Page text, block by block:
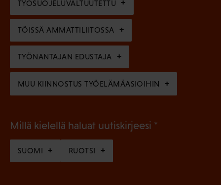
n
)
i
n
e
n
)
TYÖSUOJELUVALTUUTETTU
TÖISSÄ AMMATTILIITOSSA
TYÖNANTAJAN EDUSTAJA
MUU KIINNOSTUS TYÖELÄMÄASIOIHIN
Millä kielellä haluat uutiskirjeesi
SUOMI RUOTSI